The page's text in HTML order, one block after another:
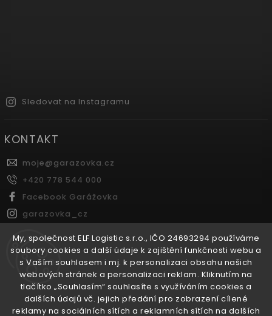
My, společnost ELF Logistic s.r.o., IČO 24693294 používáme
soubory cookies a další údaje k zajištění funkčnosti webu a
s Vaším souhlasem i mj. k personalizaci obsahu našich
webových stránek a personalizaci reklam. Kliknutím na
tlačítko „Souhlasím“ souhlasíte s využíváním cookies a
dalších údajů vč. jejich předání pro zobrazení cílené
reklamy na sociálních sítích a reklamních sítích na dalších
Sledovat na Instagramu
KONTAKT
moje@garazovka.cz
+420 778 544 000
Facebook Garážovka
garazovka_cz
FACEBOOK